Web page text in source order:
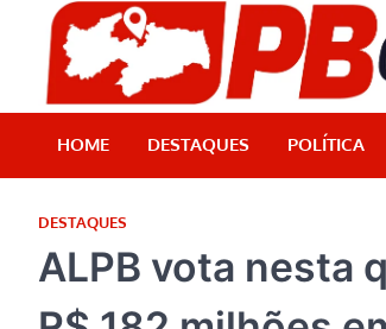
content
HOME DESTAQUES POLÍTICA
DESTAQUES
ALPB vota nesta